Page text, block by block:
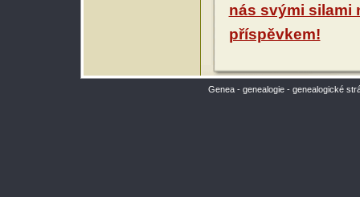
nás svými silami
příspěvkem!
Genea - genealogie - genealogické